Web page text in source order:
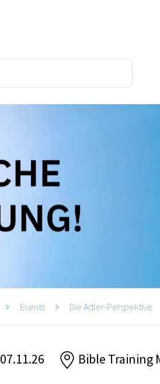
Events Die Adler-Perspektive
Bible Training